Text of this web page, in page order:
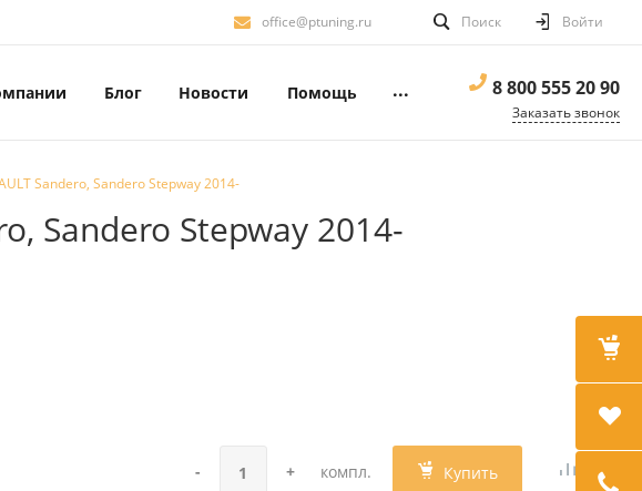
office@ptuning.ru Поиск Войти
Блог Новости Помощь ... 8 800 555 20 90
Заказать звонок
Sandero, Sandero Stepway 2014-
Sandero Stepway 2014-
- + компл. Купить